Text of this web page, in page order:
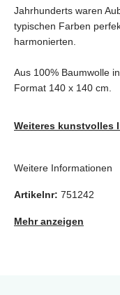
Jahrhunderts waren
typischen Farben
harmonierten.
Aus 100% Baumwolle
Format 140 x 140 cm.
Weiteres kunstvolles
Weitere Informationen
Artikelnr: 751242
Mehr anzeigen